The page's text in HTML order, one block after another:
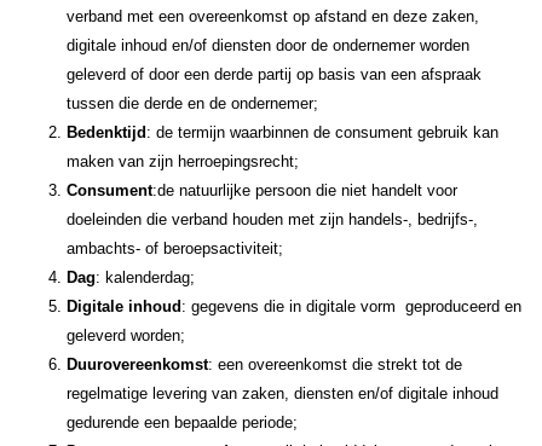
verband met een overeenkomst op afstand en deze zaken,
digitale inhoud en/of diensten door de ondernemer worden
geleverd of door een derde partij op basis van een afspraak
tussen die derde en de ondernemer;
Bedenktijd : de termijn waarbinnen de consument gebruik kan
maken van zijn herroepingsrecht;
Consument:de natuurlijke persoon die niet handelt voor
doeleinden die verband houden met zijn handels-, bedrijfs-,
ambachts- of beroepsactiviteit;
Dag: kalenderdag;
Digitale inhoud : gegevens die in digitale vorm geproduceerd en
geleverd worden;
Duurovereenkomst: een overeenkomst die strekt tot de
regelmatige levering van zaken, diensten en/of digitale inhoud
gedurende een bepaalde periode;